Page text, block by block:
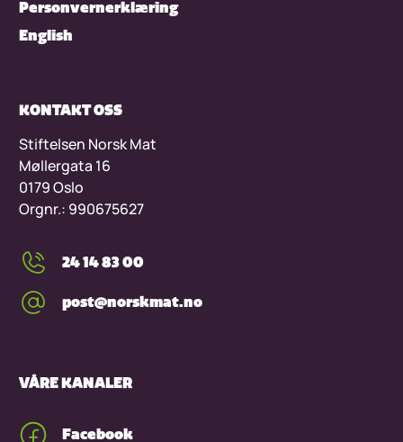
Personvernerklæring
English
KONTAKT OSS
Stiftelsen Norsk Mat
Møllergata 16
0179 Oslo
Orgnr.: 990675627
24 14 83 00
post@norskmat.no
VÅRE KANALER
Facebook